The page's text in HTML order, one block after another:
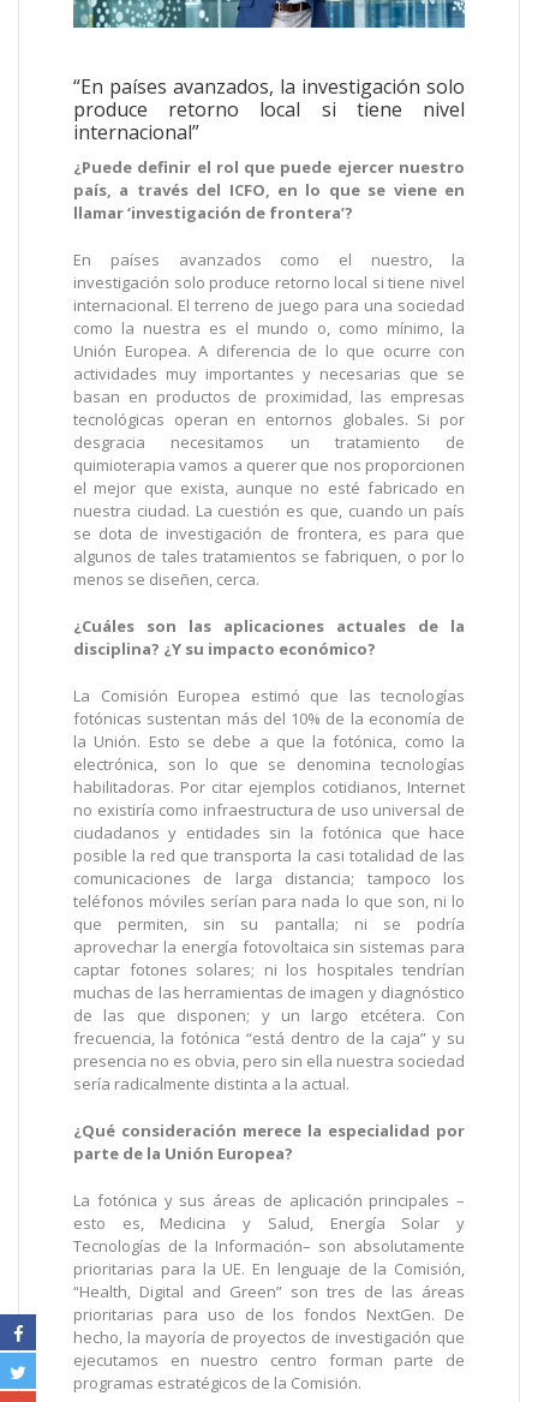
“En países avanzados, la investigación solo
produce retorno local si tiene nivel
internacional”
¿Puede definir el rol que puede ejercer nuestro
país, a través del ICFO, en lo que se viene en
llamar ‘investigación de frontera’?
En países avanzados como el nuestro, la
investigación solo produce retorno local si tiene nivel
internacional. El terreno de juego para una sociedad
como la nuestra es el mundo o, como mínimo, la
Unión Europea. A diferencia de lo que ocurre con
actividades muy importantes y necesarias que se
basan en productos de proximidad, las empresas
tecnológicas operan en entornos globales. Si por
desgracia necesitamos un tratamiento de
quimioterapia vamos a querer que nos proporcionen
el mejor que exista, aunque no esté fabricado en
nuestra ciudad. La cuestión es que, cuando un país
se dota de investigación de frontera, es para que
algunos de tales tratamientos se fabriquen, o por lo
menos se diseñen, cerca.
¿Cuáles son las aplicaciones actuales de la
disciplina? ¿Y su impacto económico?
La Comisión Europea estimó que las tecnologías
fotónicas sustentan más del 10% de la economía de
la Unión. Esto se debe a que la fotónica, como la
electrónica, son lo que se denomina tecnologías
habilitadoras. Por citar ejemplos cotidianos, Internet
no existiría como infraestructura de uso universal de
ciudadanos y entidades sin la fotónica que hace
posible la red que transporta la casi totalidad de las
comunicaciones de larga distancia; tampoco los
teléfonos móviles serían para nada lo que son, ni lo
que permiten, sin su pantalla; ni se podría
aprovechar la energía fotovoltaica sin sistemas para
captar fotones solares; ni los hospitales tendrían
muchas de las herramientas de imagen y diagnóstico
de las que disponen; y un largo etcétera. Con
frecuencia, la fotónica “está dentro de la caja” y su
presencia no es obvia, pero sin ella nuestra sociedad
sería radicalmente distinta a la actual.
¿Qué consideración merece la especialidad por
parte de la Unión Europea?
La fotónica y sus áreas de aplicación principales –
esto es, Medicina y Salud, Energía Solar y
Tecnologías de la Información– son absolutamente
prioritarias para la UE. En lenguaje de la Comisión,
“Health, Digital and Green” son tres de las áreas
prioritarias para uso de los fondos NextGen. De
hecho, la mayoría de proyectos de investigación que
ejecutamos en nuestro centro forman parte de
programas estratégicos de la Comisión.